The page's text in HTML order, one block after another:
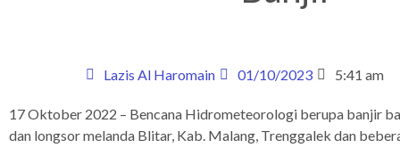
Lazis Al Haromain 01/10/2023 5:41 am
17 Oktober 2022 – Bencana Hidrometeorologi berupa banjir
dan longsor melanda Blitar, Kab. Malang, Trenggalek dan